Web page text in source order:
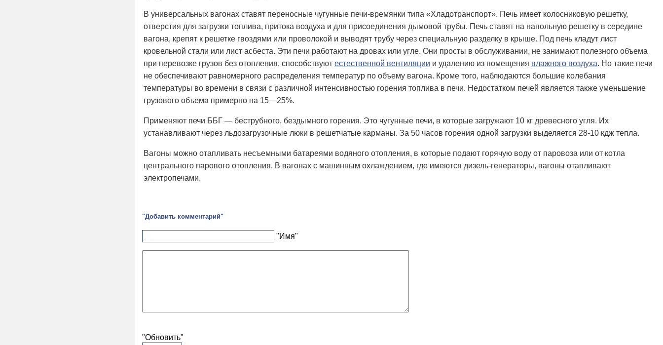
В универсальных вагонах ставят переносные чугунные печи-времянки типа «Хладотранспорт». Печь имеет колосниковую решетку,
отверстия для загрузки топлива, притока воздуха и для присоединения дымовой трубы. Печь ставят на напольную решетку в середине
вагона, крепят к решетке гвоздями или проволокой и выводят трубу через специальную разделку в крыше. Под печь кладут лист
кровельной стали или лист асбеста. Эти печи работают на дровах или угле. Они просты в обслуживании, не занимают полезного объема
при перевозке грузов без отопления, способствуют естественной вентиляции и удалению из помещения влажного воздуха. Но такие печи
не обеспечивают равномерного распределения температур по объему вагона. Кроме того, наблюдаются большие колебания
температуры во времени в связи с различной интенсивностью горения топлива в печи. Недостатком печей является также уменьшение
грузового объема примерно на 15—25%.
Применяют печи ББГ — беструбного, бездымного горения. Это чугунные печи, в которые загружают 10 кг древесного угля. Их
устанавливают через льдозагрузочные люки в решетчатые карманы. За 50 часов горения одной загрузки выделяется 28-10 кдж тепла.
Вагоны можно отапливать несъемными батареями водяного отопления, в которые подают горячую воду от паровоза или от котла
центрального парового отопления. В вагонах с машинным охлаждением, где имеются дизель-генераторы, вагоны отапливают
электропечами.
"Добавить комментарий"
"Имя"
"Обновить"